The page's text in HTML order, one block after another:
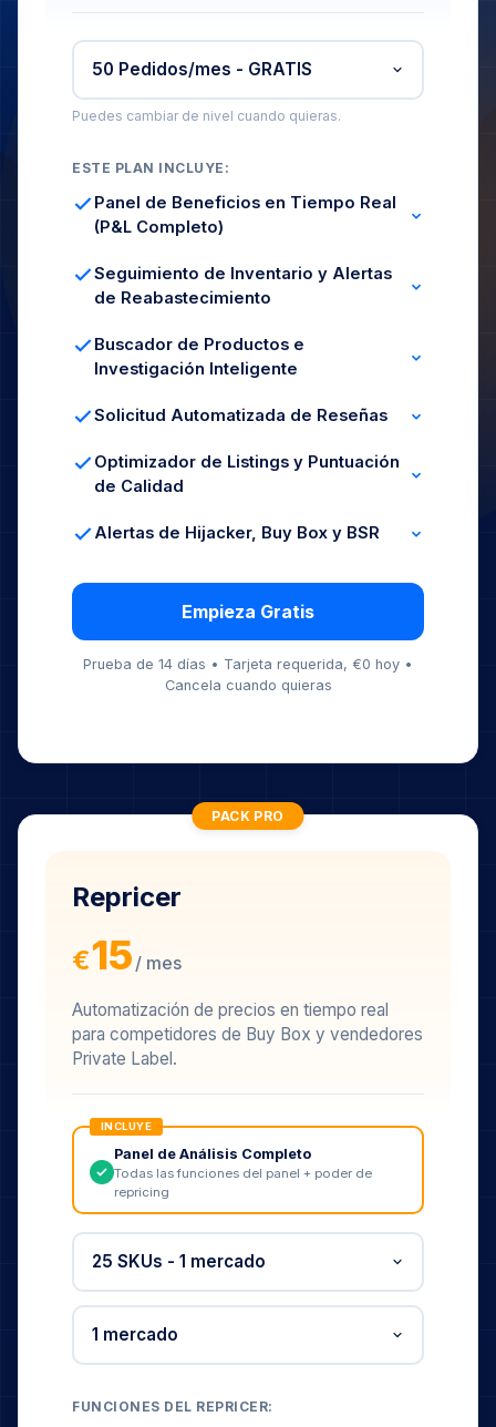
Puedes cambiar de nivel cuando quieras.
ESTE PLAN INCLUYE:
Panel de Beneficios en Tiempo Real
(P&L Completo)
ROI y Margen por SKU
Seguimiento de Gastos
Seguimiento de Inventario y Alertas
de Reabastecimiento
Días de Cobertura
Previsión de Stock
Buscador de Productos e
Investigación Inteligente
Análisis de Margen
Solicitud Automatizada de Reseñas
Programación Masiva
Optimizador de Listings y Puntuación
de Calidad
% de Buy Box
Alertas de Hijacker, Buy Box y BSR
Empieza Gratis
Prueba de 14 días • Tarjeta requerida, €0 hoy •
Cancela cuando quieras
PACK PRO
Repricer
€15 / mes
Automatización de precios en tiempo real
para competidores de Buy Box y vendedores
Private Label.
INCLUYE
Panel de Análisis Completo
Todas las funciones del panel + poder de
repricing
FUNCIONES DEL REPRICER: